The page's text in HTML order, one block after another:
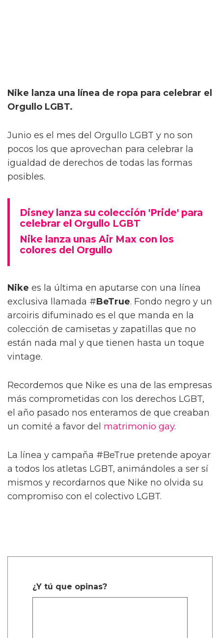
Nike lanza una línea de ropa para celebrar el
Orgullo LGBT.
Junio es el mes del Orgullo LGBT y no son
pocos los que aprovechan para celebrar la
igualdad de derechos de todas las formas
posibles.
Disney lanza su colección 'Pride' para
celebrar el Orgullo LGBT
Nike lanza unas Air Max con los
colores del Orgullo
Nike es la última en aputarse con una línea
exclusiva llamada #BeTrue. Fondo negro y un
arcoiris difuminado es el que manda en la
colección de camisetas y zapatillas que no
están nada mal y que tienen hasta un toque
vintage.
Recordemos que Nike es una de las empresas
más comprometidas con los derechos LGBT,
el año pasado nos enteramos de que creaban
un comité a favor del matrimonio gay.
La línea y campaña #BeTrue pretende apoyar
a todos los atletas LGBT, animándoles a ser sí
mismos y recordarnos que Nike no olvida su
compromiso con el colectivo LGBT.
¿Y tú que opinas?